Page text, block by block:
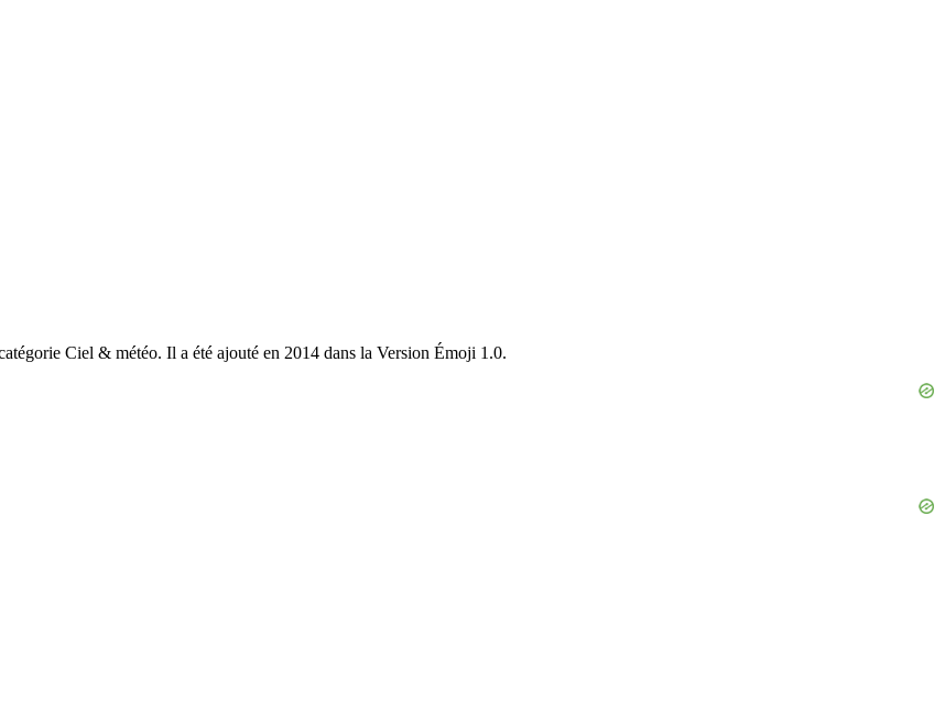
Ciel & météo. Il a été ajouté en 2014 dans la Version Émoji 1.0.